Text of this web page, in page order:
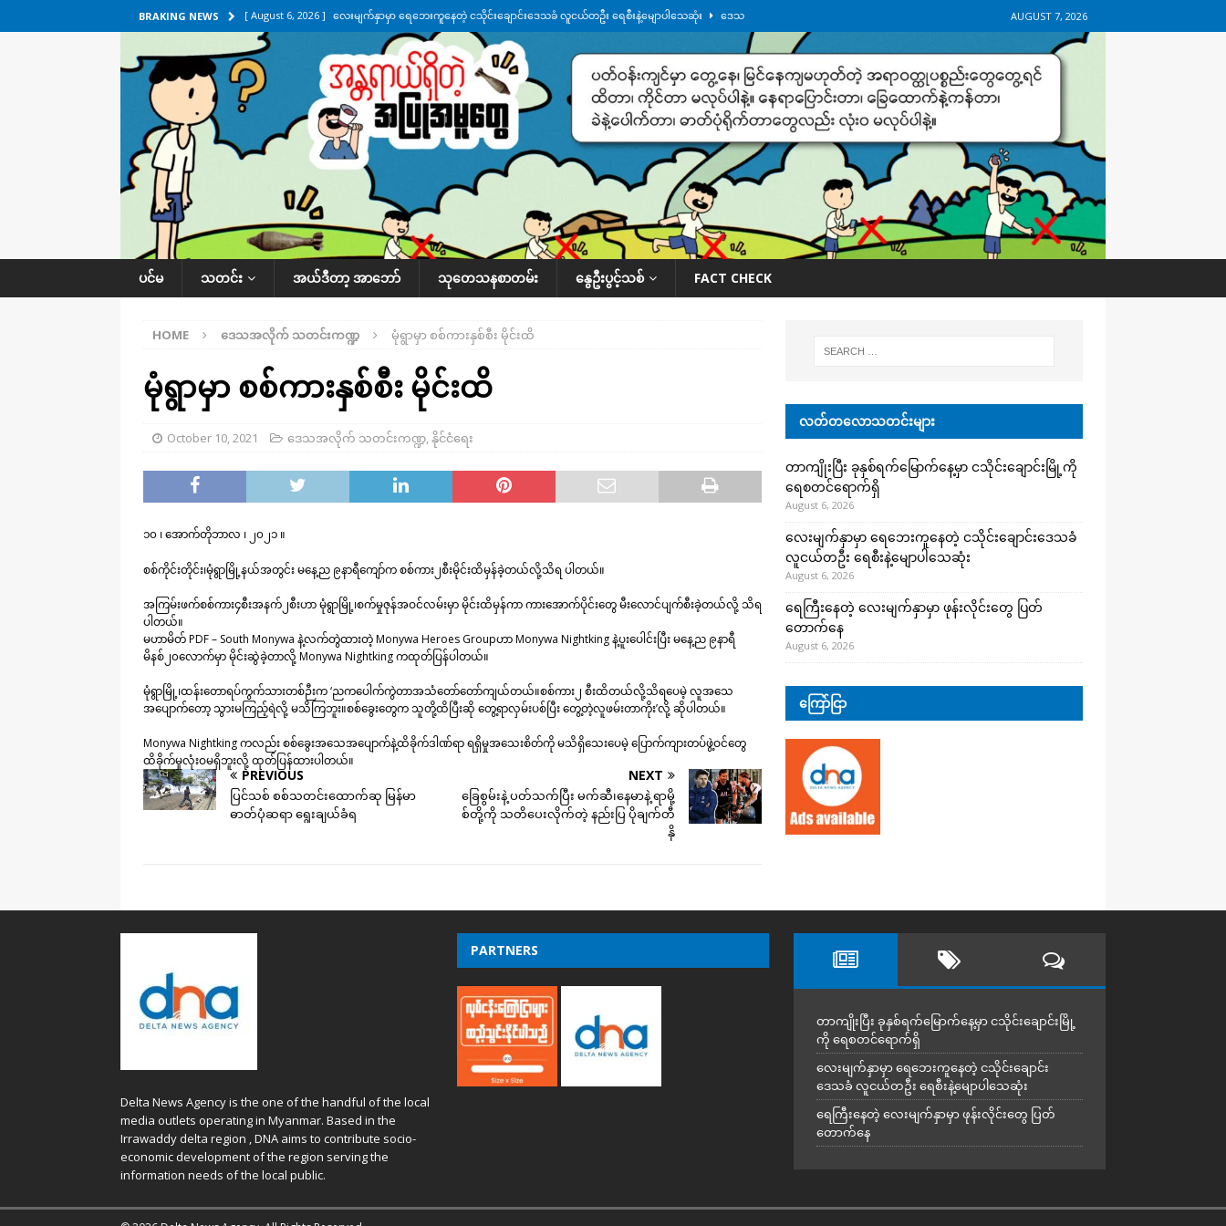
BRAKING NEWS [ August 6, 2026 ] လေးမျက်နှာမှာ ရေဘေးကူနေတဲ့ ငသိုင်းချောင်းဒေသခံ လူငယ်တဦး ရေစီးနဲ့မျောပါသေဆုံး ဒေသ
အလိုက် သတင်းကဏ္ဍ
[ August 6, 2026 ] ရေကြီးနေတဲ့ လေးမျက်နှာမှာ ဖုန်းလိုင်းတွေ ပြတ်တောက်နေ ဒေသအလိုက် သတင်းကဏ္ဍ
[ August 5, 2026 ] ရန်ကုန်မြို့မှာ ကားမှန်ခွဲခံရတာတွေ ဆက်တိုက်ဖြစ် ဒေသအလိုက် သတင်းကဏ္ဍ
[ August 5, 2026 ] ဂျပန်ရဲ့ ဒုံးကျည်စမ်းသပ်မှုကို မြောက်ကိုရီးယား ဝေဖန် နိုင်ငံတကာရေးရာ
[ August 6, 2026 ] တာကျိုးပြီး ခုနှစ်ရက်မြောက်နေ့မှာ ငသိုင်းချောင်းမြို့ကို ရေစတင်ရောက်ရှိ ဒေသအလိုက် သတင်း
AUGUST 7, 2026
ပင်မ သတင်း အယ်ဒီတာ့ အာဘော် သုတေသနစာတမ်း နွေဦးပွင့်သစ် FACT CHECK
HOME ဒေသအလိုက် သတင်းကဏ္ဍ မုံရွာမှာ စစ်ကားနှစ်စီး မိုင်းထိ
မုံရွာမှာ စစ်ကားနှစ်စီး မိုင်းထိ
October 10, 2021 ဒေသအလိုက် သတင်းကဏ္ဍ,နိုင်ငံရေး
၁၀ ၊ အောက်တိုဘာလ ၊ ၂၀၂၁ ။
စစ်ကိုင်းတိုင်း၊မုံရွာမြို့နယ်အတွင်း မနေ့ည ၉နာရီကျော်က စစ်ကား၂စီးမိုင်းထိမှန်ခဲ့တယ်လို့သိရ ပါတယ်။
အကြမ်းဖက်စစ်ကား၄စီးအနက်၂စီးဟာ မုံရွာမြို့၊စက်မှုဇုန်အဝင်လမ်းမှာ မိုင်းထိမှန်ကာ ကားအောက်ပိုင်းတွေ မီးလောင်ပျက်စီးခဲ့တယ်လို့ သိရ
ပါတယ်။
မဟာမိတ် PDF – South Monywa နဲ့လက်တွဲထားတဲ့ Monywa Heroes Groupဟာ Monywa Nightking နဲ့ပူးပေါင်းပြီး မနေ့ည ၉နာရီ
မိနစ်၂၀လောက်မှာ မိုင်းဆွဲခဲ့တာလို့ Monywa Nightking ကထုတ်ပြန်ပါတယ်။
မုံရွာမြို့၊ထန်းတောရပ်ကွက်သားတစ်ဉီးက ‘ညကပေါက်ကွဲတာအသံတော်တော်ကျယ်တယ်။စစ်ကား၂ စီးထိတယ်လို့သိရပေမဲ့ လူအသေ
အပျောက်တော့ သွားမကြည့်ရဲလို့ မသိကြဘူး။စစ်ခွေးတွေက သူတို့ထိပြီးဆို တွေ့ရာလှမ်းပစ်ပြီး တွေ့တဲ့လူဖမ်းတာကိုး’လို့ ဆိုပါတယ်။
Monywa Nightking ကလည်း စစ်ခွေးအသေအပျောက်နဲ့ထိခိုက်ဒါဏ်ရာ ရရှိမှုအသေးစိတ်ကို မသိရှိသေးပေမဲ့ ပြောက်ကျားတပ်ဖွဲ့ဝင်တွေ
ထိခိုက်မှုလုံးဝမရှိဘူးလို့ ထုတ်ပြန်ထားပါတယ်။
PREVIOUS
ပြင်သစ် စစ်သတင်းထောက်ဆု မြန်မာ
ဓာတ်ပုံဆရာ ရွေးချယ်ခံရ
NEXT
ခြေစွမ်းနဲ့ ပတ်သက်ပြီး မက်ဆီ၊နေမာနဲ့ ရာမို့
စ်တို့ကို သတိပေးလိုက်တဲ့ နည်းပြ ပိုချက်တီ
နို
လတ်တလောသတင်းများ
တာကျိုးပြီး ခုနှစ်ရက်မြောက်နေ့မှာ ငသိုင်းချောင်းမြို့ကို
ရေစတင်ရောက်ရှိ
August 6, 2026
လေးမျက်နှာမှာ ရေဘေးကူနေတဲ့ ငသိုင်းချောင်းဒေသခံ
လူငယ်တဦး ရေစီးနဲ့မျောပါသေဆုံး
August 6, 2026
ရေကြီးနေတဲ့ လေးမျက်နှာမှာ ဖုန်းလိုင်းတွေ ပြတ်
တောက်နေ
August 6, 2026
ကြော်ငြာ
Delta News Agency is the one of the handful of the local
media outlets operating in Myanmar. Based in the
Irrawaddy delta region , DNA aims to contribute socio-
economic development of the region serving the
information needs of the local public.
PARTNERS
တာကျိုးပြီး ခုနှစ်ရက်မြောက်နေ့မှာ ငသိုင်းချောင်းမြို့
ကို ရေစတင်ရောက်ရှိ
လေးမျက်နှာမှာ ရေဘေးကူနေတဲ့ ငသိုင်းချောင်း
ဒေသခံ လူငယ်တဦး ရေစီးနဲ့မျောပါသေဆုံး
ရေကြီးနေတဲ့ လေးမျက်နှာမှာ ဖုန်းလိုင်းတွေ ပြတ်
တောက်နေ